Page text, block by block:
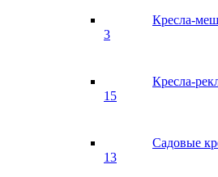
Кресла-
3
Кресла-
15
Садовые
13